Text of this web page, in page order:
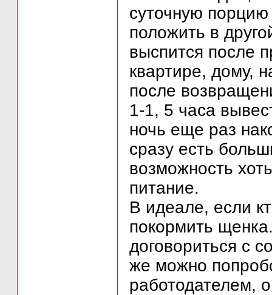
суточную
положить в
выспится после
квартире, дому,
после
1-1, 5 часа
ночь еще раз
сразу есть
возможность
питание.
В идеале, если
покормить
договориться с
же можно
работодателем,